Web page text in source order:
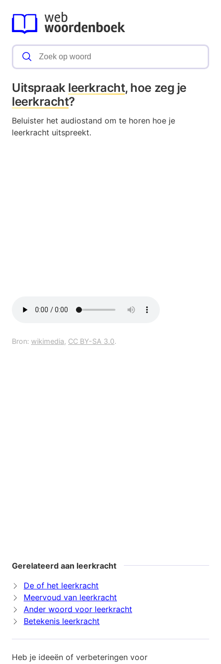
Uitspraak leerkracht, hoe zeg je
leerkracht?
Beluister het audiostand om te horen hoe je
leerkracht uitspreekt.
Bron: wikimedia, CC BY-SA 3.0.
Gerelateerd aan leerkracht
De of het leerkracht
Meervoud van leerkracht
Ander woord voor leerkracht
Betekenis leerkracht
Heb je ideeën of verbeteringen voor